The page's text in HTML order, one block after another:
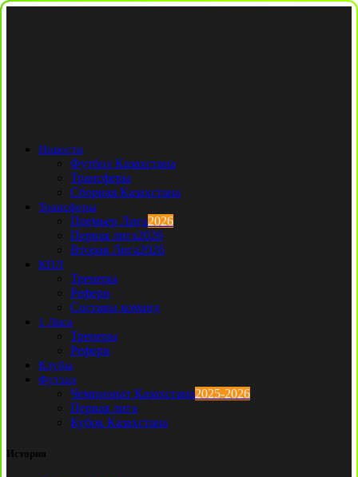
Новости
Футбол Казахстана
Трансферы
Сборная Казахстана
Трансферы
Премьер Лига2026
Первая лига2026
Вторая Лига2026
КПЛ
Тренеры
Рефери
Составы команд
1 Лига
Тренеры
Рефери
Клубы
Футзал
Чемпионат Казахстана2025-2026
Первая лига
Кубок Казахстана
История